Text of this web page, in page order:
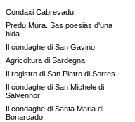
Condaxi Cabrevadu
Predu Mura. Sas poesias d'una
bida
Il condaghe di San Gavino
Agricoltura di Sardegna
Il registro di San Pietro di Sorres
Il condaghe di San Michele di
Salvennor
Il condaghe di Santa Maria di
Bonarcado